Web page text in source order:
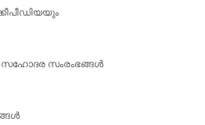
സഹോദര സംരംഭങ്ങള്‍